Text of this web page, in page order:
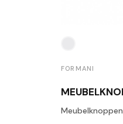
FORMANI
Meubelknoppen